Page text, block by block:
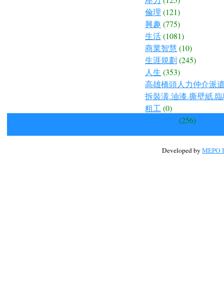
倫理 (121)
興趣 (775)
生活(1081)
商業智慧 (10)
生涯規劃 (245)
人生 (353)
高雄橋頭人力仲介派
拆裝潢.油漆.撕壁紙.
粗工(0)
(256)
Developed by MEPO